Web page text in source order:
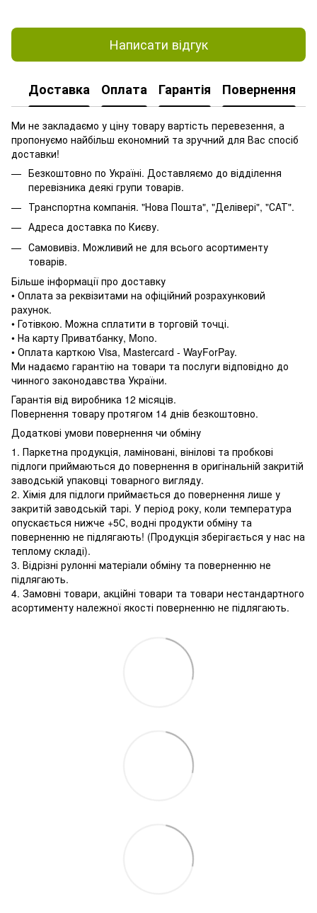
Написати відгук
Доставка Оплата Гарантія Повернення
Ми не закладаємо у ціну товару вартість перевезення, а
пропонуємо найбільш економний та зручний для Вас спосіб
доставки!
Безкоштовно по Україні. Доставляємо до відділення
перевізника деякі групи товарів.
Транспортна компанія. "Нова Пошта", "Делівері", "САТ".
Адреса доставка по Києву.
Самовивіз. Можливий не для всього асортименту
товарів.
Більше інформації про доставку
• Оплата за реквізитами на офіційний розрахунковий
рахунок.
• Готівкою. Можна сплатити в торговій точці.
• На карту Приватбанку, Mono.
• Оплата карткою Visa, Mastercard - WayForPay.
Ми надаємо гарантію на товари та послуги відповідно до
чинного законодавства України.
Гарантія від виробника 12 місяців.
Повернення товару протягом 14 днів безкоштовно.
Додаткові умови повернення чи обміну
1. Паркетна продукція, ламіновані, вінілові та пробкові
підлоги приймаються до повернення в оригінальній закритій
заводській упаковці товарного вигляду.
2. Хімія для підлоги приймається до повернення лише у
закритій заводській тарі. У період року, коли температура
опускається нижче +5С, водні продукти обміну та
поверненню не підлягають! (Продукція зберігається у нас на
теплому складі).
3. Відрізні рулонні матеріали обміну та поверненню не
підлягають.
4. Замовні товари, акційні товари та товари нестандартного
асортименту належної якості поверненню не підлягають.